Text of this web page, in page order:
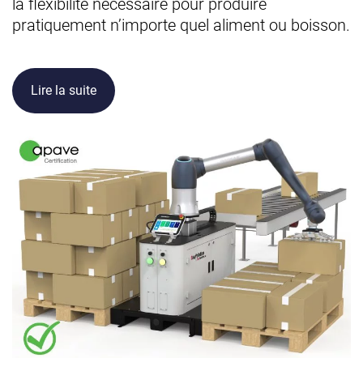
la flexibilité nécessaire pour produire
pratiquement n’importe quel aliment ou boisson.
Lire la suite